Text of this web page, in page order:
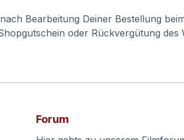
Bearbeitung Deiner Bestellung
oder Rückvergütung des
Forum